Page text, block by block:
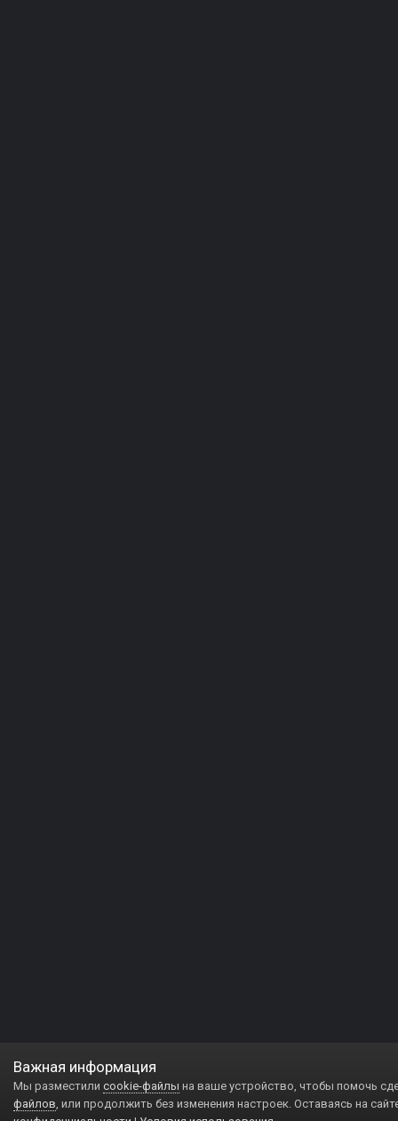
Важная информация
Мы разместили cookie-файлы на ваше устройство, чтобы помочь
файлов, или продолжить без изменения настроек. Оставаясь на